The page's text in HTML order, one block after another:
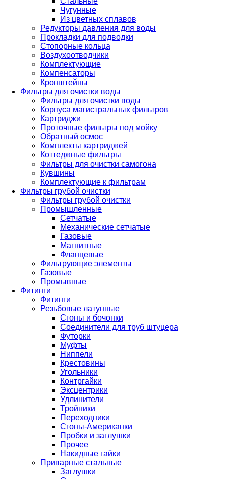
Чугунные
Из цветных сплавов
Редукторы давления для воды
Прокладки для подводки
Стопорные кольца
Воздухоотводчики
Комплектующие
Компенсаторы
Кронштейны
Фильтры для очистки воды
Фильтры для очистки воды
Корпуса магистральных фильтров
Картриджи
Проточные фильтры под мойку
Обратный осмос
Комплекты картриджей
Коттеджные фильтры
Фильтры для очистки самогона
Кувшины
Комплектующие к фильтрам
Фильтры грубой очистки
Фильтры грубой очистки
Промышленные
Сетчатые
Механические сетчатые
Газовые
Магнитные
Фланцевые
Фильтрующие элементы
Газовые
Промывные
Фитинги
Фитинги
Резьбовые латунные
Сгоны и бочонки
Соединители для труб штуцера
Футорки
Муфты
Ниппели
Крестовины
Угольники
Контргайки
Эксцентрики
Удлинители
Тройники
Переходники
Сгоны-Американки
Пробки и заглушки
Прочее
Накидные гайки
Приварные стальные
Заглушки